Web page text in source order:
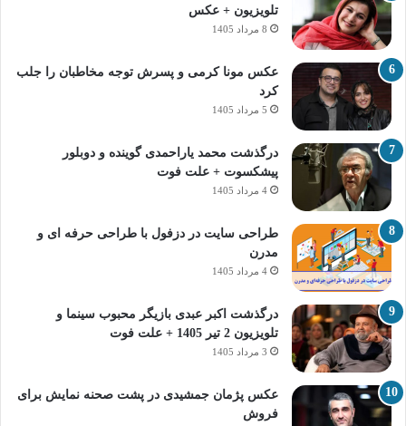
تلویزیون + عکس
8 مرداد 1405
عکس مونا کرمی و پسرش توجه مخاطبان را جلب
کرد
5 مرداد 1405
درگذشت محمد یاراحمدی گوینده و دوبلور
پیشکسوت + علت فوت
4 مرداد 1405
طراحی سایت در دزفول با طراحی حرفه‌ ای و
مدرن
4 مرداد 1405
درگذشت اکبر عبدی بازیگر محبوب سینما و
تلویزیون 2 تیر 1405 + علت فوت
3 مرداد 1405
عکس پژمان جمشیدی در پشت صحنه نمایش برای
فروش